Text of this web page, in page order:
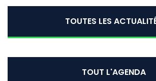
TOUTES LES
TOUT L'AGENDA